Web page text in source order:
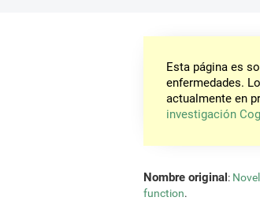
Esta página es
enfermedades.
actualmente en
investigación
Nombre original:
function.